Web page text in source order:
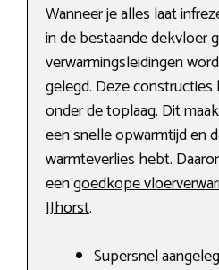
Wanneer je alles laat
in de bestaande dekvloer
verwarmingsleidingen
gelegd. Deze
onder de toplaag. Dit
een snelle opwarmtijd en
warmteverlies hebt.
eengoedkope
IJhorst.
Supersnel